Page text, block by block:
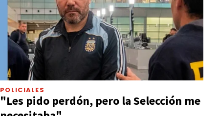
POLICIALES
"Les pido perdón, pero la Selección me